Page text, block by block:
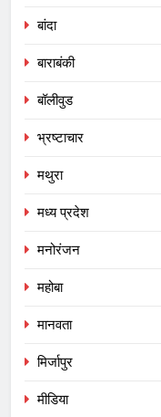
बांदा
बाराबंकी
बॉलीवुड
भ्रष्टाचार
मथुरा
मध्य प्रदेश
मनोरंजन
महोबा
मानवता
मिर्जापुर
मीडिया